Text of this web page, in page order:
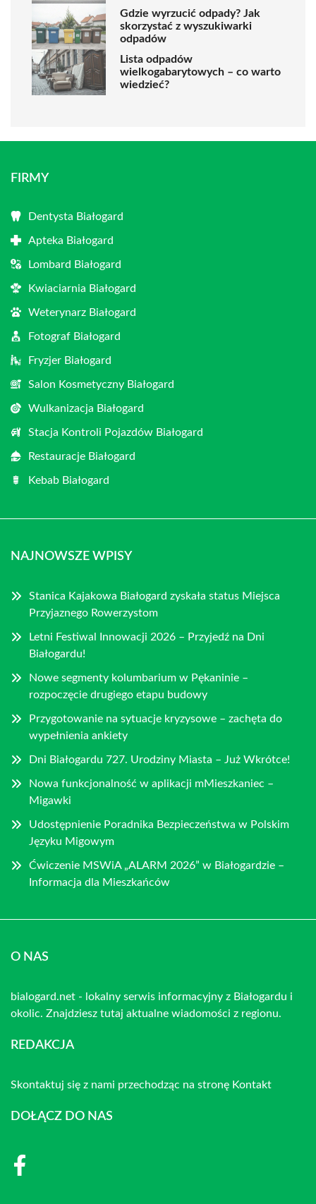
Gdzie wyrzucić odpady? Jak
skorzystać z wyszukiwarki
odpadów
Lista odpadów
wielkogabarytowych – co warto
wiedzieć?
FIRMY
Dentysta Białogard
Apteka Białogard
Lombard Białogard
Kwiaciarnia Białogard
Weterynarz Białogard
Fotograf Białogard
Fryzjer Białogard
Salon Kosmetyczny Białogard
Wulkanizacja Białogard
Stacja Kontroli Pojazdów Białogard
Restauracje Białogard
Kebab Białogard
NAJNOWSZE WPISY
Stanica Kajakowa Białogard zyskała status Miejsca
Przyjaznego Rowerzystom
Letni Festiwal Innowacji 2026 – Przyjedź na Dni
Białogardu!
Nowe segmenty kolumbarium w Pękaninie –
rozpoczęcie drugiego etapu budowy
Przygotowanie na sytuacje kryzysowe – zachęta do
wypełnienia ankiety
Dni Białogardu 727. Urodziny Miasta – Już Wkrótce!
Nowa funkcjonalność w aplikacji mMieszkaniec –
Migawki
Udostępnienie Poradnika Bezpieczeństwa w Polskim
Języku Migowym
Ćwiczenie MSWiA „ALARM 2026” w Białogardzie –
Informacja dla Mieszkańców
O NAS
bialogard.net - lokalny serwis informacyjny z Białogardu i
okolic. Znajdziesz tutaj aktualne wiadomości z regionu.
REDAKCJA
Skontaktuj się z nami przechodząc na stronę Kontakt
DOŁĄCZ DO NAS